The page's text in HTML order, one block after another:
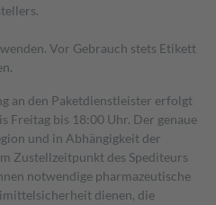
Vor Gebrauch stets Etikett
an den Paketdienstleister erfolgt
Freitag bis 18:00 Uhr. Der genaue
und in Abhängigkeit der
Zustellzeitpunkt des Spediteurs
notwendige pharmazeutische
dienen, die